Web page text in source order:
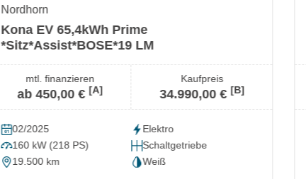
Nordhorn
Kona EV 65,4kWh Prime
*Sitz*Assist*BOSE*19 LM
mtl. finanzieren
ab 450,00 €[A]
Kaufpreis
34.990,00 €[B]
02/2025
Elektro
160 kW (218 PS)
Schaltgetriebe
19.500 km
Weiß